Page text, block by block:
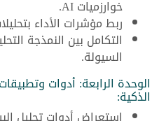
خوارزميات AI.
ربط مؤشرات الأداء
التكامل بين النمذجة
السيولة.
الوحدة الرابعة: أدوات
الذكية: